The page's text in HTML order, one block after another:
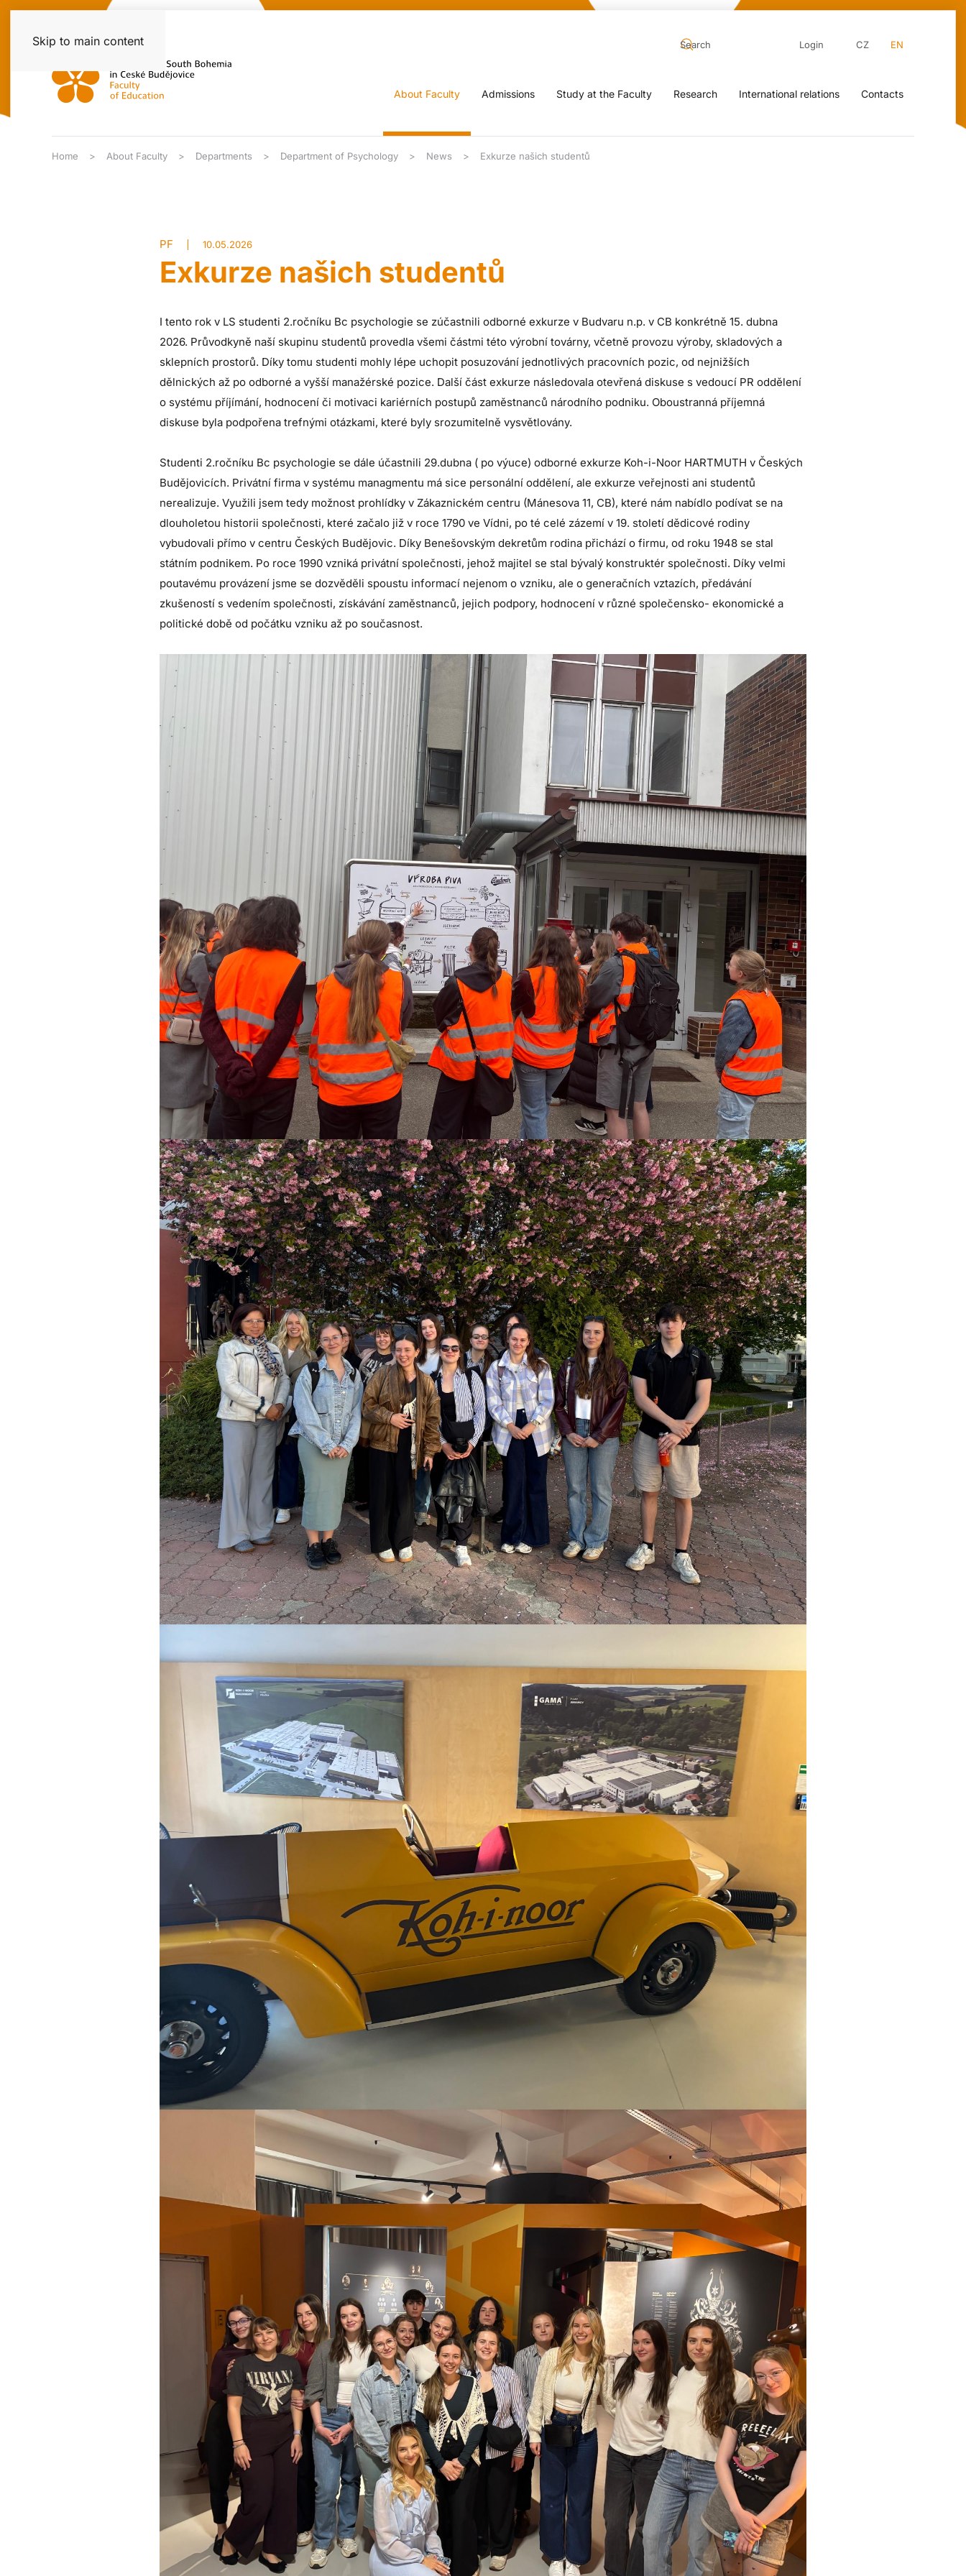
Skip to main content Login CZ EN
About Faculty Admissions Study at the Faculty Research International relations Contacts
Home About Faculty Departments Department of Psychology News Exkurze našich studentů
PF 10.05.2026
Exkurze našich studentů
I tento rok v LS studenti 2.ročníku Bc psychologie se zúčastnili odborné exkurze v Budvaru n.p. v CB konkrétně 15. dubna
2026. Průvodkyně naší skupinu studentů provedla všemi částmi této výrobní továrny, včetně provozu výroby, skladových a
sklepních prostorů. Díky tomu studenti mohly lépe uchopit posuzování jednotlivých pracovních pozic, od nejnižších
dělnických až po odborné a vyšší manažérské pozice. Další část exkurze následovala otevřená diskuse s vedoucí PR oddělení
o systému příjímání, hodnocení či motivaci kariérních postupů zaměstnanců národního podniku. Oboustranná příjemná
diskuse byla podpořena trefnými otázkami, které byly srozumitelně vysvětlovány.
Studenti 2.ročníku Bc psychologie se dále účastnili 29.dubna ( po výuce) odborné exkurze Koh-i-Noor HARTMUTH v Českých
Budějovicích. Privátní firma v systému managmentu má sice personální oddělení, ale exkurze veřejnosti ani studentů
nerealizuje. Využili jsem tedy možnost prohlídky v Zákaznickém centru (Mánesova 11, CB), které nám nabídlo podívat se na
dlouholetou historii společnosti, které začalo již v roce 1790 ve Vídni, po té celé zázemí v 19. století dědicové rodiny
vybudovali přímo v centru Českých Budějovic. Díky Benešovským dekretům rodina přichází o firmu, od roku 1948 se stal
státním podnikem. Po roce 1990 vzniká privátní společnosti, jehož majitel se stal bývalý konstruktér společnosti. Díky velmi
poutavému provázení jsme se dozvěděli spoustu informací nejenom o vzniku, ale o generačních vztazích, předávání
zkušeností s vedením společnosti, získávání zaměstnanců, jejich podpory, hodnocení v různé společensko- ekonomické a
politické době od počátku vzniku až po současnost.